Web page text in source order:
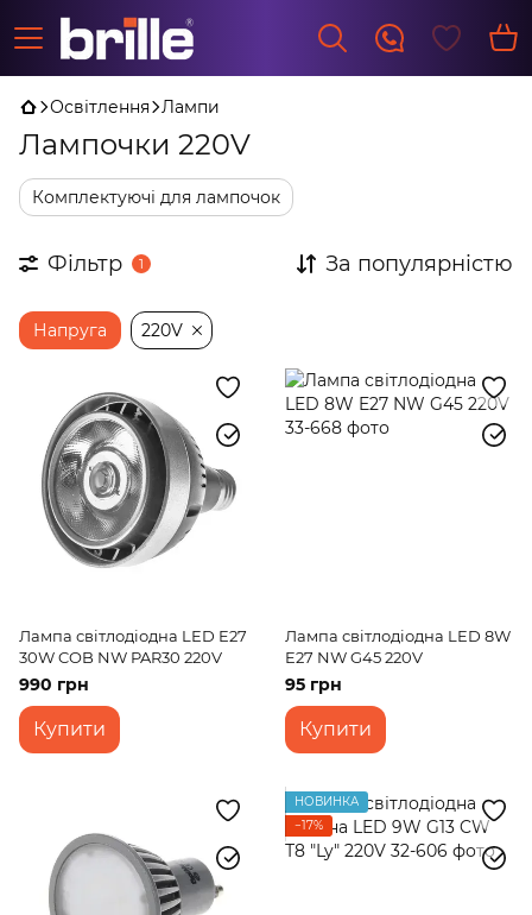
Освітлення Лампи
Лампочки 220V
Комплектуючі для лампочок
Фільтр 1 За популярністю
Напруга 220V
Лампа світлодіодна LED E27
30W COB NW PAR30 220V
990 грн
Купити
Лампа світлодіодна LED 8W
E27 NW G45 220V
95 грн
Купити
НОВИНКА
−17%